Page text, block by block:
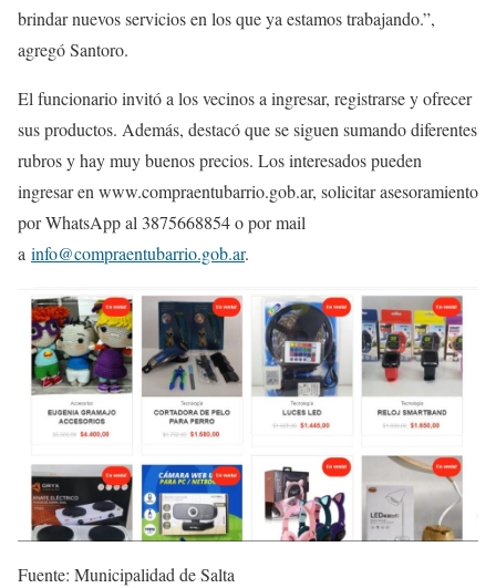
brindar nuevos servicios en los que ya estamos trabajando.”,
agregó Santoro.
El funcionario invitó a los vecinos a ingresar, registrarse y ofrecer
sus productos. Además, destacó que se siguen sumando diferentes
rubros y hay muy buenos precios. Los interesados pueden
ingresar en www.compraentubarrio.gob.ar, solicitar asesoramiento
por WhatsApp al 3875668854 o por mail
a info@compraentubarrio.gob.ar.
Fuente: Municipalidad de Salta